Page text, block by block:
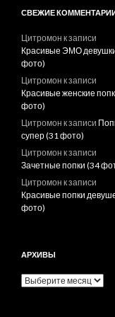
СВЕЖИЕ
Цитромон к записи
Красивые ЭМО
фото)
Цитромон к записи
Красивые женские
фото)
Цитромон к записи
супер (31 фото)
Цитромон к записи
Зачетные попки (34
Цитромон к записи
Красивые попки
фото)
АРХИВЫ
А